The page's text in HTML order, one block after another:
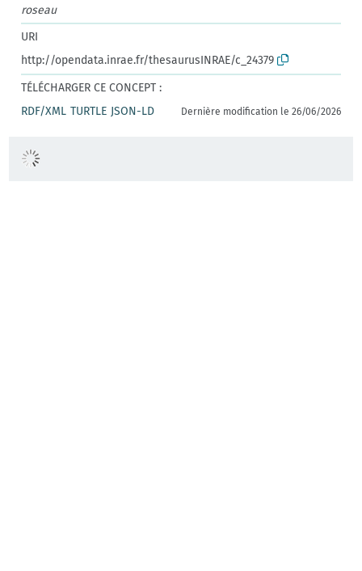
roseau
URI
http://opendata.inrae.fr/thesaurusINRAE/c_24379
TÉLÉCHARGER CE CONCEPT :
RDF/XML TURTLE JSON-LD Dernière modification le 26/06/2026